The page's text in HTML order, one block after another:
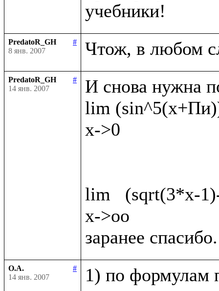
PredatoR_GH
#
8 янв. 2007
PredatoR_GH
#
14 янв. 2007
И снова нужна
lim
x->0
lim   (sqrt(3*x-
x->oo
О.А.
#
14 янв. 2007
1) по формулам